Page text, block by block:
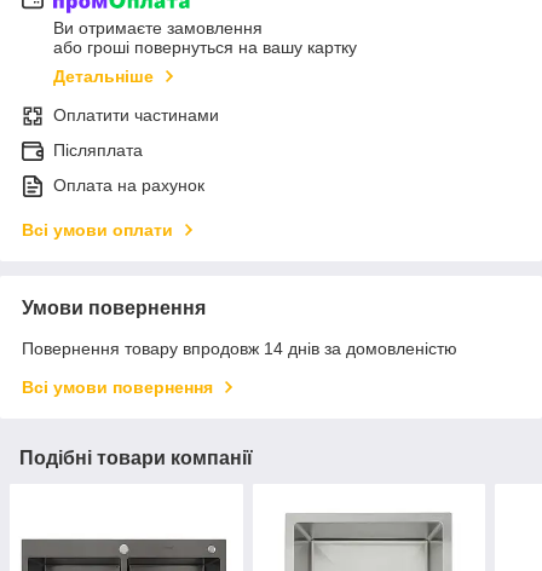
Ви отримаєте замовлення
або гроші повернуться на вашу картку
Детальніше
Оплатити частинами
Післяплата
Оплата на рахунок
Всі умови оплати
Умови повернення
Повернення товару впродовж 14 днів за домовленістю
Всі умови повернення
Подібні товари компанії